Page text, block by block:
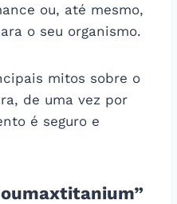
ou, até mesmo,
o seu organismo.
mitos sobre o
de uma vez por
é seguro e